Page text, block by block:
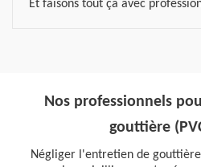
Et faisons tout ça avec
Nos professionnels
gouttière
Négliger l'entretien de